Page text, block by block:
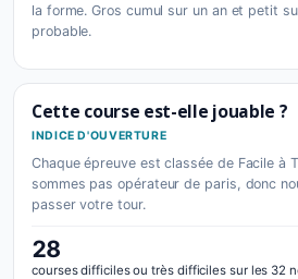
la forme. Gros cumul sur un an et petit
probable.
Cette course est-elle jouable ?
INDICE D'OUVERTURE
Chaque épreuve est classée de Facile à
sommes pas opérateur de paris, donc
passer votre tour.
28
courses difficiles ou très difficiles sur les 32